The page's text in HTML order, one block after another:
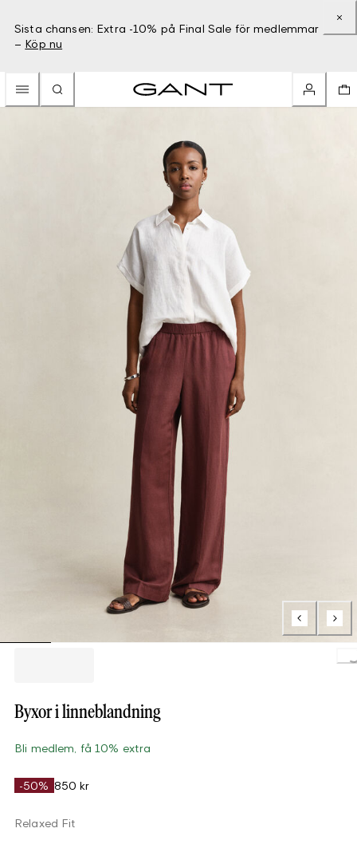
Sista chansen: Extra -10% på Final Sale för medlemmar
– Köp nu
Byxor i linneblandning
Bli medlem, få 10% extra
-50% 850 kr
Relaxed Fit